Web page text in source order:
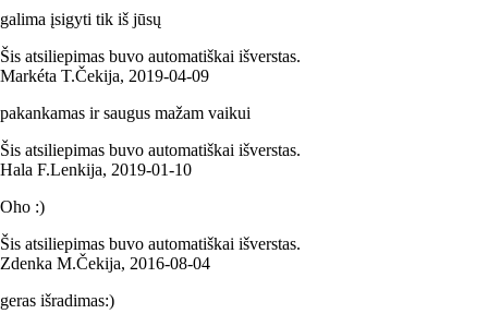
galima įsigyti tik iš jūsų
Šis atsiliepimas buvo automatiškai išverstas.
Markéta T.Čekija, 2019‑04‑09
pakankamas ir saugus mažam vaikui
Šis atsiliepimas buvo automatiškai išverstas.
Hala F.Lenkija, 2019‑01‑10
Oho :)
Šis atsiliepimas buvo automatiškai išverstas.
Zdenka M.Čekija, 2016‑08‑04
geras išradimas:)